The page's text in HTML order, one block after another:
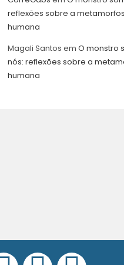
reflexões sobre a
humana
Magali Santos em O monstro
nós: reflexões sobre a
humana